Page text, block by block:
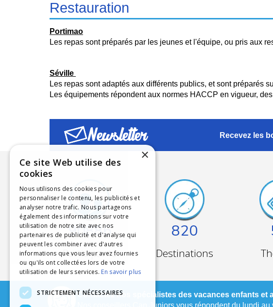
Restauration
Portimao
Les repas sont préparés par les jeunes et l'équipe, ou pris aux
Séville
Les repas sont adaptés aux différents publics, et sont préparés
Les équipements répondent aux normes HACCP en vigueur,
Newsletter Recevez les
90886
Participants
820
Destinations
Contactez nos spécialistes des vacances enfants et
Nos conseillers Cap Juniors vous répondent du lundi
×
Ce site Web utilise des
cookies
Nous utilisons des cookies pour
personnaliser le contenu, les publicités et
analyser notre trafic. Nous partageons
également des informations sur votre
utilisation de notre site avec nos
partenaires de publicité et d'analyse qui
peuvent les combiner avec d'autres
informations que vous leur avez fournies
ou qu'ils ont collectées lors de votre
utilisation de leurs services. En savoir plus
STRICTEMENT NÉCESSAIRES